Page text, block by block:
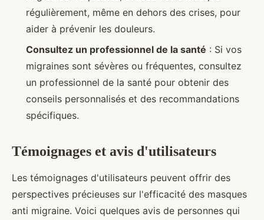
régulièrement, même en dehors des crises, pour
aider à prévenir les douleurs.
Consultez un professionnel de la santé : Si vos
migraines sont sévères ou fréquentes, consultez
un professionnel de la santé pour obtenir des
conseils personnalisés et des recommandations
spécifiques.
Témoignages et avis d'utilisateurs
Les témoignages d'utilisateurs peuvent offrir des
perspectives précieuses sur l'efficacité des masques
anti migraine. Voici quelques avis de personnes qui